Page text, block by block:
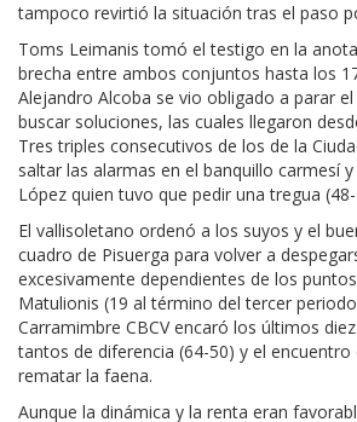
tampoco revirtió la situación tras el paso
Toms Leimanis tomó el testigo en la
brecha entre ambos conjuntos hasta los
Alejandro Alcoba se vio obligado a parar
buscar soluciones, las cuales llegaron
Tres triples consecutivos de los de la
saltar las alarmas en el banquillo carmesí
López quien tuvo que pedir una tregua
El vallisoletano ordenó a los suyos y el
cuadro de Pisuerga para volver a
excesivamente dependientes de los
Matulionis (19 al término del tercer
Carramimbre CBCV encaró los últimos
tantos de diferencia (64-50) y el encuentro
rematar la faena.
Aunque la dinámica y la renta eran